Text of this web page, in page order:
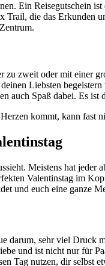
Ein Reisegutschein
die das Erkunden
zweit oder mit einer
Liebsten
auch Spaß dabei. Es
kommt, kann fast
Meistens hat jeder
Valentinstag im
und euch eine ganze
darum, sehr viel
und ist nicht nur für
Tag nutzen, dir